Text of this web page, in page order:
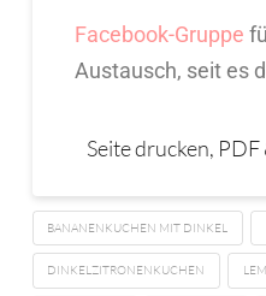
Facebook-Gruppe
Austausch, seit es
Seite drucken, PDF
BANANENKUCHEN MIT DINKEL
DINKELZITRONENKUCHEN